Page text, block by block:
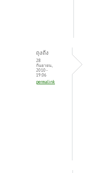
ถุงถัง
28
กันยายน,
2010 -
19:06
permalink